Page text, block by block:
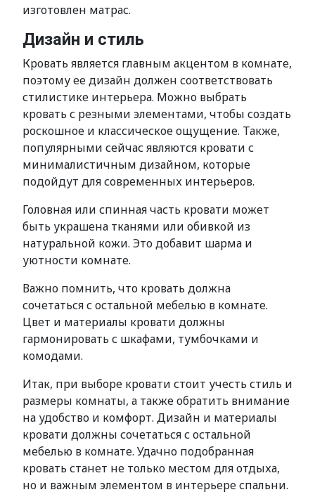
изготовлен матрас.
Дизайн и стиль
Кровать является главным акцентом в комнате,
поэтому ее дизайн должен соответствовать
стилистике интерьера. Можно выбрать
кровать с резными элементами, чтобы создать
роскошное и классическое ощущение. Также,
популярными сейчас являются кровати с
минималистичным дизайном, которые
подойдут для современных интерьеров.
Головная или спинная часть кровати может
быть украшена тканями или обивкой из
натуральной кожи. Это добавит шарма и
уютности комнате.
Важно помнить, что кровать должна
сочетаться с остальной мебелью в комнате.
Цвет и материалы кровати должны
гармонировать с шкафами, тумбочками и
комодами.
Итак, при выборе кровати стоит учесть стиль и
размеры комнаты, а также обратить внимание
на удобство и комфорт. Дизайн и материалы
кровати должны сочетаться с остальной
мебелью в комнате. Удачно подобранная
кровать станет не только местом для отдыха,
но и важным элементом в интерьере спальни.